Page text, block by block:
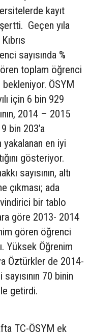
kayıt
Geçen yıla
sayısında %
toplam öğrenci
bekleniyor. ÖSYM
için 6 bin 929
2014 – 2015
bin 203’a
yakalanan en iyi
gösteriyor.
sayısının, altı
çıkması; ada
bir tablo
göre 2013- 2014
gören öğrenci
Yüksek Öğrenim
Öztürkler de 2014-
70 binin
getirdi.
TC-ÖSYM ek